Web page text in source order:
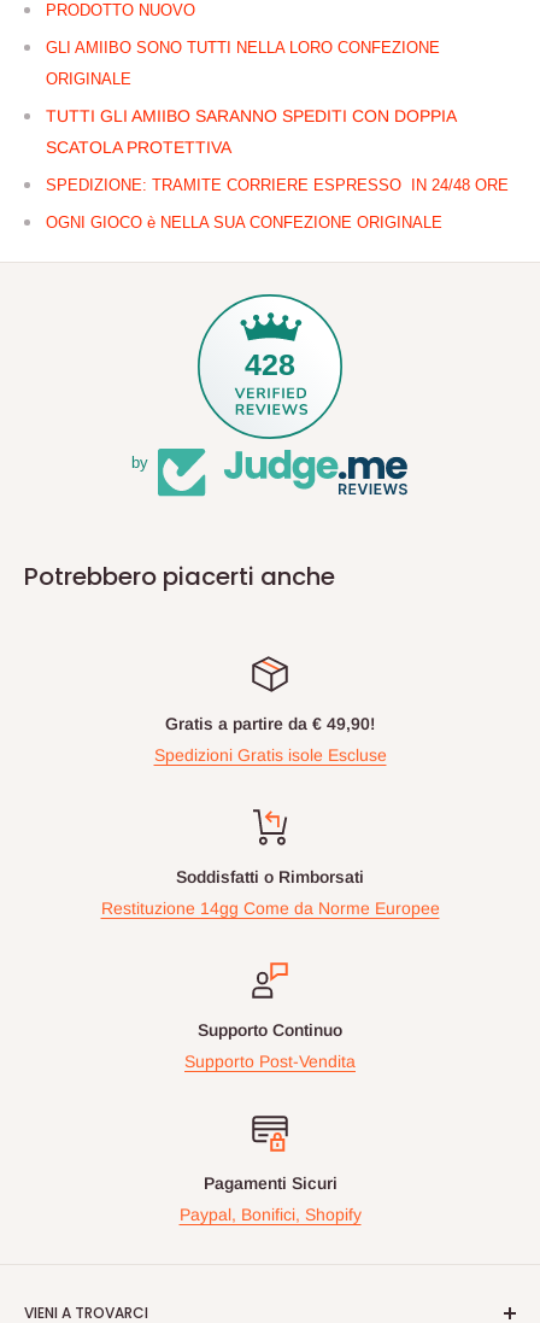
PRODOTTO NUOVO
GLI AMIIBO SONO TUTTI NELLA LORO CONFEZIONE
ORIGINALE
TUTTI GLI AMIIBO SARANNO SPEDITI CON DOPPIA
SCATOLA PROTETTIVA
SPEDIZIONE: TRAMITE CORRIERE ESPRESSO IN 24/48 ORE
OGNI GIOCO è NELLA SUA CONFEZIONE ORIGINALE
428
by
Potrebbero piacerti anche
Gratis a partire da € 49,90!
Spedizioni Gratis isole Escluse
Soddisfatti o Rimborsati
Restituzione 14gg Come da Norme Europee
Supporto Continuo
Supporto Post-Vendita
Pagamenti Sicuri
Paypal, Bonifici, Shopify
VIENI A TROVARCI